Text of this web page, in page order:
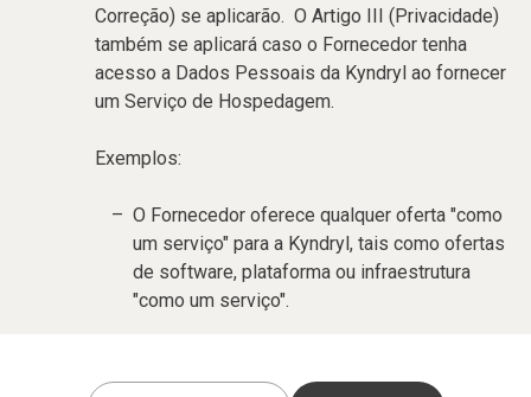
Correção) se aplicarão. O Artigo III (Privacidade)
também se aplicará caso o Fornecedor tenha
acesso a Dados Pessoais da Kyndryl ao fornecer
um Serviço de Hospedagem.
Exemplos:
O Fornecedor oferece qualquer oferta "como
um serviço" para a Kyndryl, tais como ofertas
de software, plataforma ou infraestrutura
"como um serviço".